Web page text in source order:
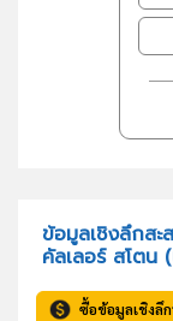
ข้อมูลเชิงลึกส
คัลเลอร์ สโตน
ซื้อข้อมูลเชิงลึ